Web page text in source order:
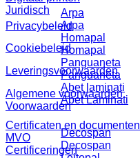
Arpa
Arpa
Homapal
Homapal
Panguaneta
Panguaneta
Abet laminati
Abet Laminati
Decospan
Decospan
Juridisch
Privacybeleid
Cookiebeleid
Leveringsvoorwaarden
Algemene voorwaarden
Voorwaarden
Certificaten en documenten
MVO
Certificeringen